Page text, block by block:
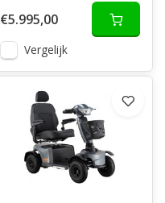
€5.995,00
Vergelijk